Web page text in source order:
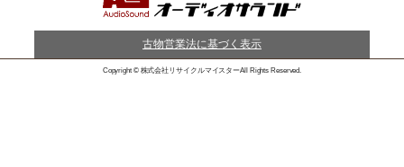
古物営業法に基づく表示
Copyright © 株式会社リサイクルマイスターAll Rights Reserved.